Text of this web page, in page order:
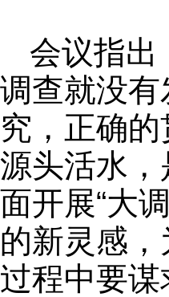
会议指出
调查就没
究，正确
源头活水
面开展“大
的新灵感
过程中要